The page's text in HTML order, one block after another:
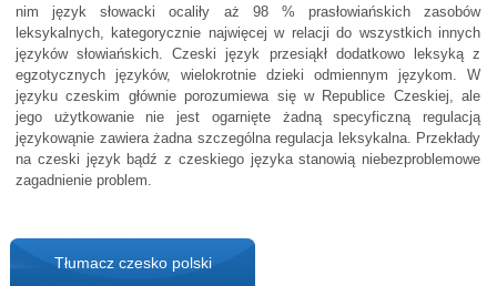
nim język słowacki ocaliły aż 98 % prasłowiańskich zasobów
leksykalnych, kategorycznie najwięcej w relacji do wszystkich innych
języków słowiańskich. Czeski język przesiąkł dodatkowo leksyką z
egzotycznych języków, wielokrotnie dzieki odmiennym językom. W
języku czeskim głównie porozumiewa się w Republice Czeskiej, ale
jego użytkowanie nie jest ogarnięte żadną specyficzną regulacją
językowąnie zawiera żadna szczególna regulacja leksykalna. Przekłady
na czeski język bądź z czeskiego języka stanowią niebezproblemowe
zagadnienie problem.
Tłumacz czesko polski